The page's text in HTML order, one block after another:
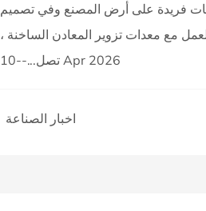
فريدة على أرض المصنع وفي تصميم
مع معدات تزوير المعادن الساخنة ،
تصل...--10 Apr 2026
اخبار الصناعة